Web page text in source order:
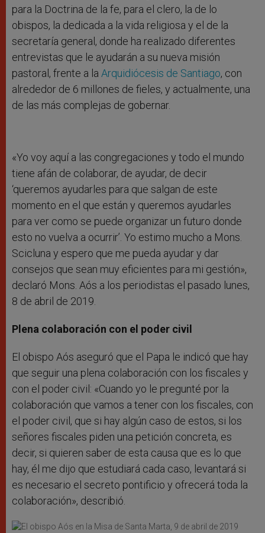
para la Doctrina de la fe, para el clero, la de lo
obispos, la dedicada a la vida religiosa y el de la
secretaría general, donde ha realizado diferentes
entrevistas que le ayudarán a su nueva misión
pastoral, frente a la Arquidiócesis de Santiago, con
alrededor de 6 millones de fieles, y actualmente, una
de las más complejas de gobernar.
«Yo voy aquí a las congregaciones y todo el mundo
tiene afán de colaborar, de ayudar, de decir
‘queremos ayudarles para que salgan de este
momento en el que están y queremos ayudarles
para ver como se puede organizar un futuro donde
esto no vuelva a ocurrir’. Yo estimo mucho a Mons.
Scicluna y espero que me pueda ayudar y dar
consejos que sean muy eficientes para mi gestión»,
declaró Mons. Aós a los periodistas el pasado lunes,
8 de abril de 2019.
Plena colaboración con el poder civil
El obispo Aós aseguró que el Papa le indicó que hay
que seguir una plena colaboración con los fiscales y
con el poder civil: «Cuando yo le pregunté por la
colaboración que vamos a tener con los fiscales, con
el poder civil, que si hay algún caso de estos, si los
señores fiscales piden una petición concreta, es
decir, si quieren saber de esta causa que es lo que
hay, él me dijo que estudiará cada caso, levantará si
es necesario el secreto pontificio y ofrecerá toda la
colaboración», describió.